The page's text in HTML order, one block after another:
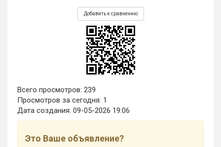
Добавить к сравнению
Всего просмотров: 239
Просмотров за сегодня: 1
Дата создания: 09-05-2026 19:06
Это Ваше объявление?